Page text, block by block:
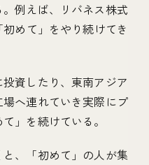
例えば、リバネス株式
めて」をやり続けてき
資したり、東南アジア
へ連れていき実際にプ
」を続けている。
、「初めて」の人が集